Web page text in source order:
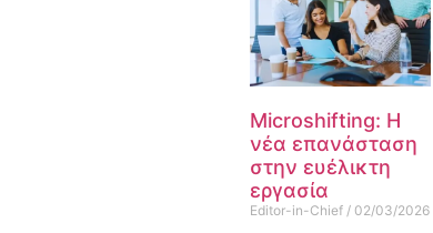
Microshifting: Η
νέα επανάσταση
στην ευέλικτη
εργασία
Editor-in-Chief 02/03/2026